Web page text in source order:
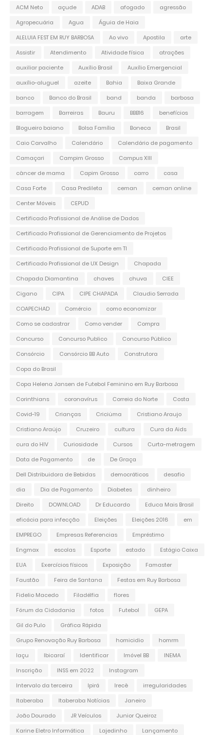
ACM Neto açude ADAB afogado
agressão
Agropecuária
Agua
Águia de Haia
ALELUIA FEST EM RUY BARBOSA
Ao vivo Apostila
arte
Assistir
Atendimento Atividade física
atrações
auxiliar paciente
Auxílio Brasil
Auxílio Emergencial
auxílio-aluguel
azeite Bahia
Baixa Grande
banco
Banco do Brasil band banda
barbosa
barragem
Barreiras Bauru BBB16
benefícios
Blogueiro baiano
Bolsa Família Boneca
Brasil
Caio Carvalho
Calendário
Calendário de pagamento
Camaçari
Campim Grosso
Campus XIII
câncer de mama
Capim Grosso carro
casa
Casa Forte
Casa Predileta ceman
ceman online
Center Móveis
CEPUD
Certificado Profissional de Análise de Dados
Certificado Profissional de Gerenciamento de Projetos
Certificado Profissional de Suporte em TI
Certificado Profissional de UX Design
Chapada
Chapada Diamantina
chaves chuva
CIEE
Cigano
CIPA CIPE CHAPADA
Claudio Serrada
COAPECHAD
Comércio
como economizar
Como se cadastrar
Como vender
Compra
Concurso
Concurso Publico
Concurso Público
Consórcio
Consórcio BB Auto
Construtora
Copa do Brasil
Copa Helena Jansen de Futebol Feminino em Ruy Barbosa
Corinthians
coronavírus Correia do Norte
Costa
Covid-19
Crianças Criciúma
Cristiano Araujo
Cristiano Araújo
Cruzeiro cultura
Cura da Aids
cura do HIV
Curiosidade Cursos
Curta-metragem
Data de Pagamento
de
De Graça
Dell Distribuidora de Bebidas
democráticos
desafio
dia
Dia de Pagamento Diabetes
dinheiro
Direito
DOWNLOAD Dr Educardo
Educa Mais Brasil
eficácia para infecção
Eleições Eleições 2016
em
EMPREGO
Empresas Referencias
Empréstimo
Engmax
escolas Esporte estado
Estágio Caixa
EUA
Exercícios físicos Exposição
Famaster
Faustão
Feira de Santana
Festas em Ruy Barbosa
Fidelio Macedo
Filadélfia
flores
Fórum da Cidadania
fotos Futebol
GEPA
Gil do Pulo
Gráfica Rápida
Grupo Renovação Ruy Barbosa
homicidio
homrm
Iaçu
Ibicaraí Identificar Imóvel BB
INEMA
Inscrição
INSS em 2022
Instagram
Intervalo da terceira
Ipirá Irecê
irregularidades
Itaberaba
Itaberaba Notícias
Janeiro
João Dourado
JR Veículos
Junior Queiroz
Karine Eletro Informática
Lajedinho
Lançamento